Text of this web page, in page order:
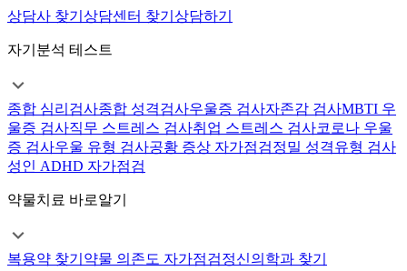
상담사 찾기 상담센터 찾기 상담하기
자기분석 테스트
종합 심리검사종합 성격검사우울증 검사자존감 검사MBTI 우
울증 검사직무 스트레스 검사취업 스트레스 검사코로나 우울
증 검사우울 유형 검사공황 증상 자가점검정밀 성격유형 검사
성인 ADHD 자가점검
약물치료 바로알기
복용약 찾기 약물 의존도 자가점검정신의학과 찾기